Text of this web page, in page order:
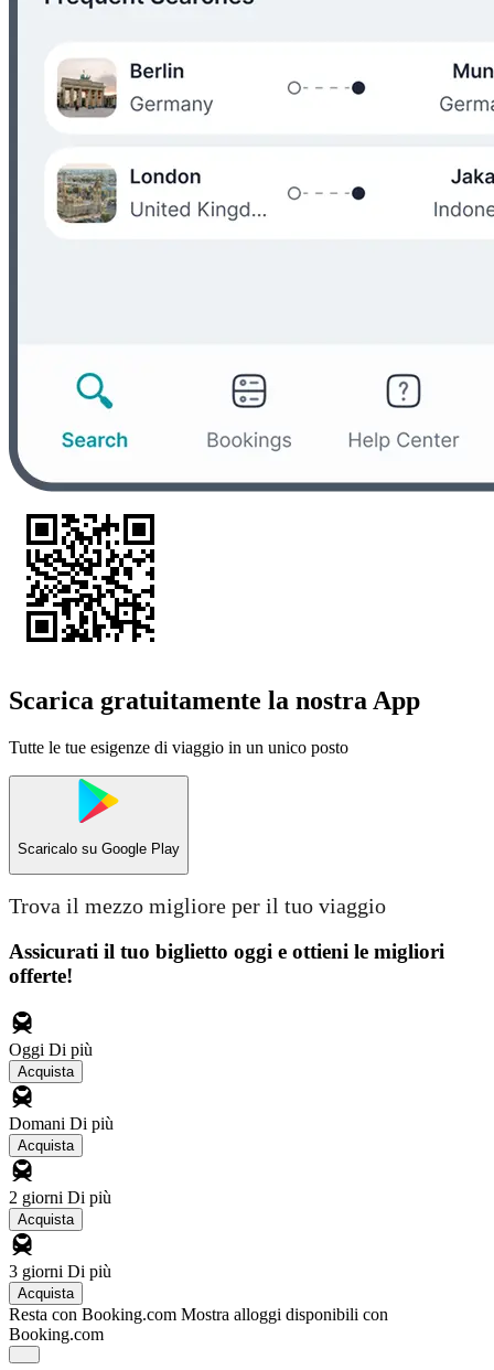
Scarica gratuitamente la nostra App
Tutte le tue esigenze di viaggio in un unico posto
Scaricalo su Google Play
Trova il mezzo migliore per il tuo viaggio
Assicurati il ​​tuo biglietto oggi e ottieni le migliori
offerte!
Oggi Di più
Acquista
Domani Di più
Acquista
2 giorni Di più
Acquista
3 giorni Di più
Acquista
Resta con Booking.com Mostra alloggi disponibili con
Booking.com